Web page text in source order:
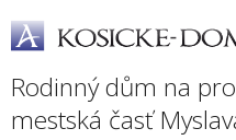
Rodinný dům na
mestská časť